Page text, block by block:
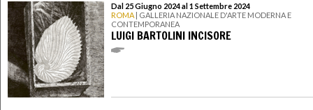
Dal 25 Giugno 2024 al 1 Settembre 2024
ROMA | GALLERIA NAZIONALE D'ARTE MODERNA E
CONTEMPORANEA
LUIGI BARTOLINI INCISORE